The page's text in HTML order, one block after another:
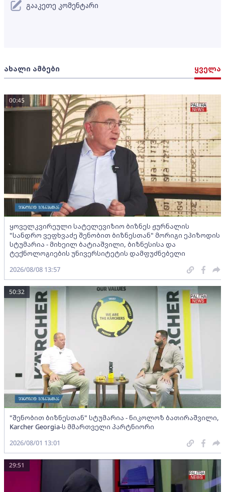
ახალი ამბები ყველა
ყოველკვირეული სატელევიზიო ბიზნეს ჟურნალის
"სანდრო ვეფხვაძე შენობით ბიზნესთან" მორიგი ეპიზოდის
სტუმარია - მიხეილ ბატიაშვილი, ბიზნესისა და
ტექნოლოგიების უნივერსიტეტის დამფუძნებელი
00:45
2026/08/08 13:57
"შენობით ბიზნესთან" სტუმარია - ნიკოლოზ ბათირაშვილი,
Karcher Georgia-ს მმართველი პარტნიორი
50:32
2026/08/01 13:01
29:51
გააკეთე კომენტარი